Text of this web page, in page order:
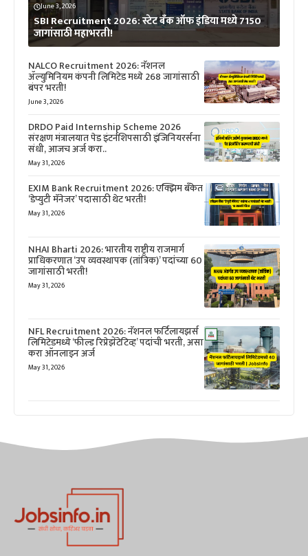
June 3, 2026
SBI Recruitment 2026: स्टेट बँक ऑफ इंडिया मध्ये 7150
जागांसाठी महाभरती!
NALCO Recruitment 2026: नॅशनल
ॲल्युमिनियम कंपनी लिमिटेड मध्ये 268 जागांसाठी
बंपर भरती!
June 3, 2026
DRDO Paid Internship Scheme 2026
संरक्षण मंत्रालयात पेड इंटर्नशिपसाठी इंजिनियरर्सना
संधी, आजच अर्ज करा..
May 31, 2026
EXIM Bank Recruitment 2026: एक्झिम बँकेत
‘डेप्युटी मॅनेजर’ पदासाठी थेट भरती!
May 31, 2026
NHAI Bharti 2026: भारतीय राष्ट्रीय राजमार्ग
प्राधिकरणात ‘उप व्यवस्थापक (तांत्रिक)’ पदांच्या 60
जागांसाठी भरती!
May 31, 2026
NFL Recruitment 2026: नॅशनल फर्टिलायझर्स
लिमिटेडमध्ये ‘फील्ड रिप्रेझेंटेटिव्ह’ पदांची भरती, असा
करा ऑनलाइन अर्ज
May 31, 2026